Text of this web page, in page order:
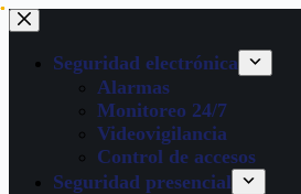
Seguridad electrónica
Alarmas
Monitoreo 24/7
Videovigilancia
Control de accesos
Seguridad presencial